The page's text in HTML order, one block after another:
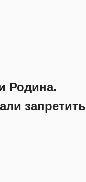
Родина.
запретить